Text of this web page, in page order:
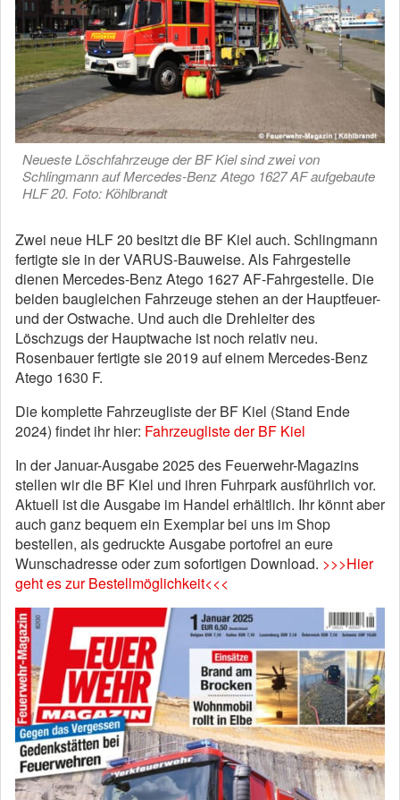
Neueste Löschfahrzeuge der BF Kiel sind zwei von
Schlingmann auf Mercedes-Benz Atego 1627 AF aufgebaute
HLF 20. Foto: Köhlbrandt
Zwei neue HLF 20 besitzt die BF Kiel auch. Schlingmann
fertigte sie in der VARUS-Bauweise. Als Fahrgestelle
dienen Mercedes-Benz Atego 1627 AF-Fahrgestelle. Die
beiden baugleichen Fahrzeuge stehen an der Hauptfeuer-
und der Ostwache. Und auch die Drehleiter des
Löschzugs der Hauptwache ist noch relativ neu.
Rosenbauer fertigte sie 2019 auf einem Mercedes-Benz
Atego 1630 F.
Die komplette Fahrzeugliste der BF Kiel (Stand Ende
2024) findet ihr hier: Fahrzeugliste der BF Kiel
In der Januar-Ausgabe 2025 des Feuerwehr-Magazins
stellen wir die BF Kiel und ihren Fuhrpark ausführlich vor.
Aktuell ist die Ausgabe im Handel erhältlich. Ihr könnt aber
auch ganz bequem ein Exemplar bei uns im Shop
bestellen, als gedruckte Ausgabe portofrei an eure
Wunschadresse oder zum sofortigen Download. >>>Hier
geht es zur Bestellmöglichkeit<<<